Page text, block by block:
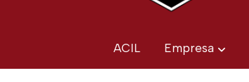
ACIL Empresa